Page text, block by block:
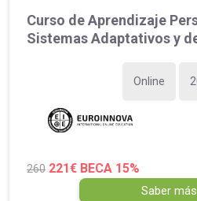
Curso de Aprendizaje
Sistemas Adaptativos y
Online
260 221€ BECA 15%
Saber más